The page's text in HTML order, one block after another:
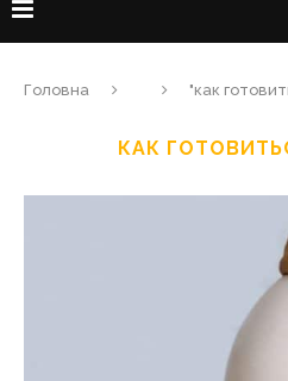
Головна "как
КАК